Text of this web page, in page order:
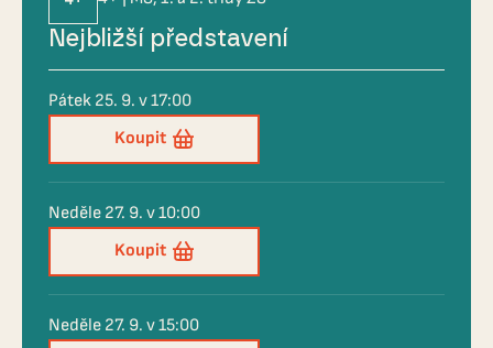
Nejbližší představení
Pátek 25. 9. v 17:00
Koupit
Neděle 27. 9. v 10:00
Koupit
Neděle 27. 9. v 15:00